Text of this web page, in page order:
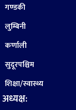
गण्डकी
लुम्बिनी
कर्णाली
सुदूरपश्चिम
शिक्षा/स्वास्थ्य
अध्यक्ष: